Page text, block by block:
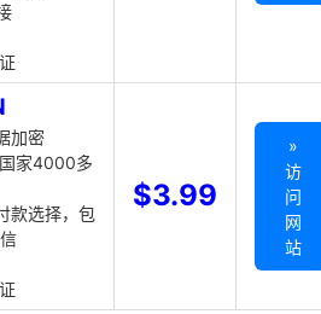
加密
家4000多
款选择，包
$3.99
»
访
问
网
站